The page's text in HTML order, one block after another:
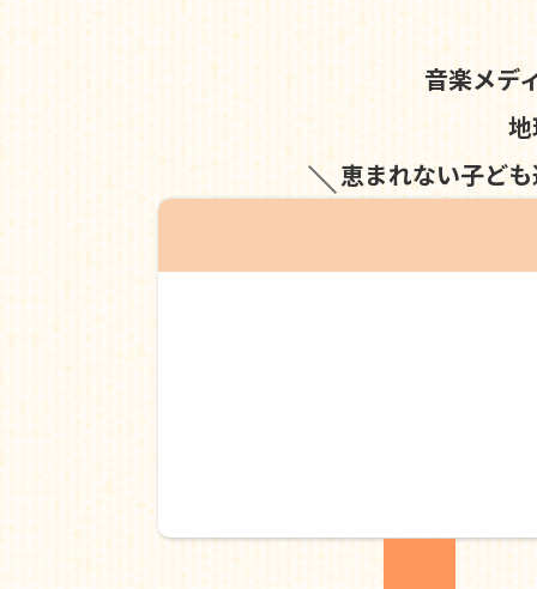
音楽メデ
恵まれない子ど